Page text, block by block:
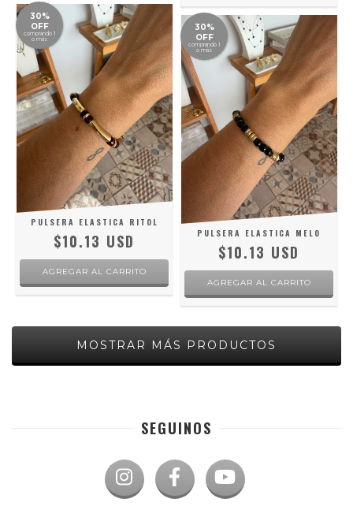
30%
OFF
comprando 1
o más
PULSERA ELASTICA RITOL
$10.13 USD
30%
OFF
comprando 1
o más
PULSERA ELASTICA MELO
$10.13 USD
MOSTRAR MÁS PRODUCTOS
SEGUINOS